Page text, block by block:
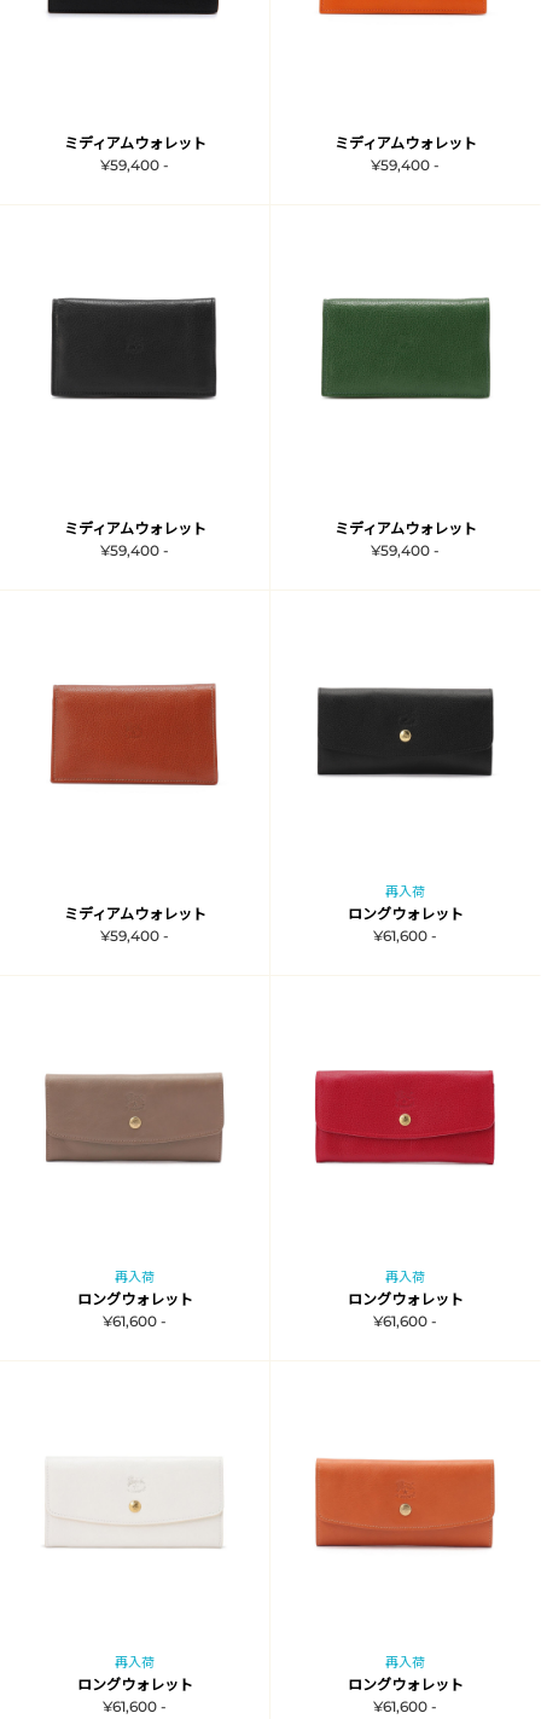
ミディアムウォレット
¥59,400 -
ミディアムウォレット
¥59,400 -
ミディアムウォレット
¥59,400 -
ミディアムウォレット
¥59,400 -
ミディアムウォレット
¥59,400 -
再入荷
ロングウォレット
¥61,600 -
再入荷
ロングウォレット
¥61,600 -
再入荷
ロングウォレット
¥61,600 -
再入荷
ロングウォレット
¥61,600 -
再入荷
ロングウォレット
¥61,600 -